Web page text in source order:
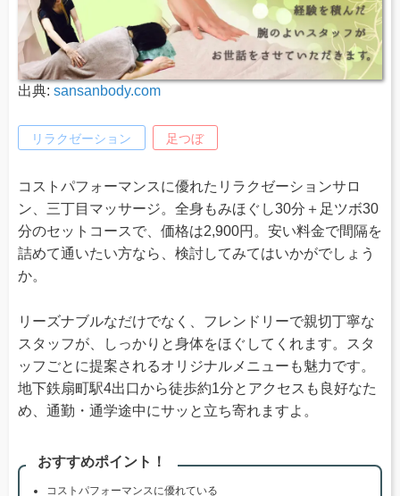
出典: sansanbody.com
リラクゼーション 足つぼ
コストパフォーマンスに優れたリラクゼーションサロ
ン、三丁目マッサージ。全身もみほぐし30分＋足ツボ30
分のセットコースで、価格は2,900円。安い料金で間隔を
詰めて通いたい方なら、検討してみてはいかがでしょう
か。
リーズナブルなだけでなく、フレンドリーで親切丁寧な
スタッフが、しっかりと身体をほぐしてくれます。スタ
ッフごとに提案されるオリジナルメニューも魅力です。
地下鉄扇町駅4出口から徒歩約1分とアクセスも良好なた
め、通勤・通学途中にサッと立ち寄れますよ。
おすすめポイント！
コストパフォーマンスに優れている